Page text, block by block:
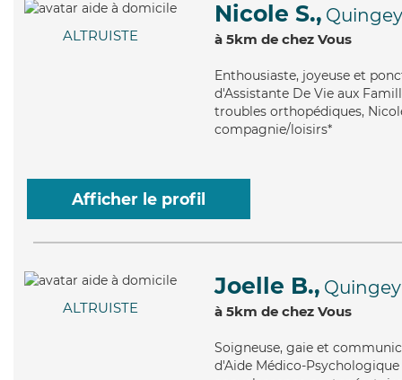
ALTRUISTE
Nicole S., Quingey
à 5km de chez Vous
Enthousiaste, joyeuse et
d'Assistante De Vie aux
troubles orthopédiques,
compagnie/loisirs*
Afficher le profil
ALTRUISTE
Joelle B., Quingey
à 5km de chez Vous
Soigneuse, gaie et
d'Aide Médico-